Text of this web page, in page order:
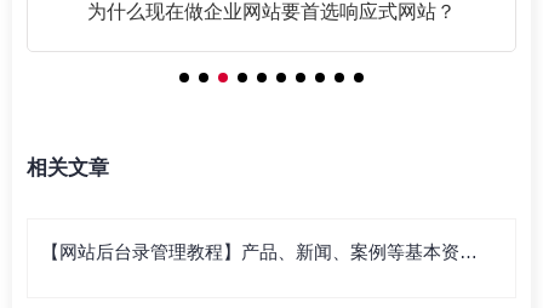
为什么现在做企业网站要首选响应式网站？
相关文章
【网站后台录管理教程】产品、新闻、案例等基本资料